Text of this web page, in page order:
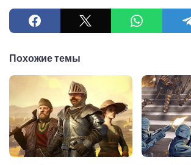
Похожие темы